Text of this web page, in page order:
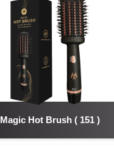
Magic Hot Brush( 151)